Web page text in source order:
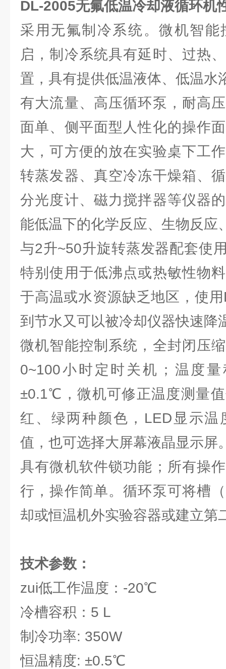
DL-2005无氟低温冷却液循环机
采用无氟制冷系统。微机智
启，制冷系统具有延时、过热
置，具有提供低温液体、低温水
有大流量、高压循环泵，耐高
面单、侧平面型人性化的操作
大，可方便的放在实验桌下工
转蒸发器、真空冷冻干燥箱、
分光度计、磁力搅拌器等仪器
能低温下的化学反应、生物反应
与2升~50升旋转蒸发器配套使
特别使用于低沸点或热敏性物
于高温或水资源缺乏地区，使
到节水又可以被冷却仪器快速降
微机智能控制系统，全封闭压
0~100小时定时关机；温度
±0.1℃，微机可修正温度测量
红、绿两种颜色，LED显示温
值，也可选择大屏幕液晶显示屏
具有微机软件锁功能；所有操
行，操作简单。循环泵可将槽
却或恒温机外实验容器或建立第
技术参数：
zui低工作温度：-20℃
冷槽容积：5 L
制冷功率: 350W
恒温精度: ±0.5℃